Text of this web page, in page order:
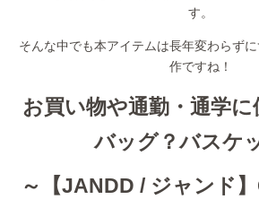
す。
そんな中でも本アイテムは長年変わらず
作ですね！
お買い物や通勤・通学
バッグ？バスケ
～【JANDD / ジャンド